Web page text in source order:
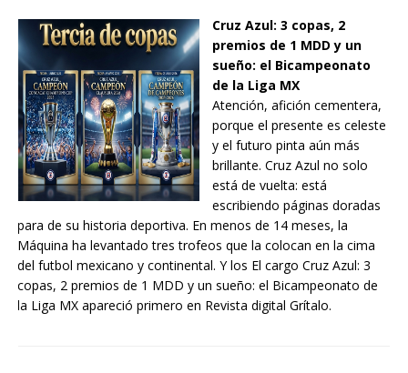
Cruz Azul: 3 copas, 2
premios de 1 MDD y un
sueño: el Bicampeonato
de la Liga MX
Atención, afición cementera,
porque el presente es celeste
y el futuro pinta aún más
brillante. Cruz Azul no solo
está de vuelta: está
escribiendo páginas doradas
para de su historia deportiva. En menos de 14 meses, la
Máquina ha levantado tres trofeos que la colocan en la cima
del futbol mexicano y continental. Y los El cargo Cruz Azul: 3
copas, 2 premios de 1 MDD y un sueño: el Bicampeonato de
la Liga MX apareció primero en Revista digital Grítalo.